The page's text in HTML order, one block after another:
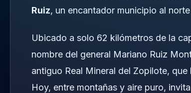
Ruiz, un encantador municipio al
Ubicado a solo 62 kilómetros de la
nombre del general Mariano Ruiz
antiguo Real Mineral del Zopilote,
Hoy, entre montañas y aire puro,